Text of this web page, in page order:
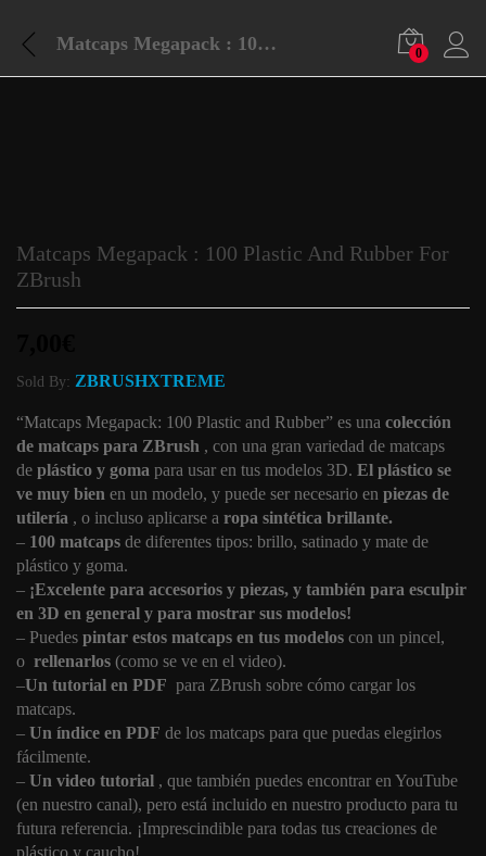
Matcaps Megapack : 100 Plastic And Rubber For ZBrush 0
Matcaps Megapack : 100 Plastic And Rubber For
ZBrush
Sold By: ZBRUSHXTREME
“Matcaps Megapack: 100 Plastic and Rubber” es una colección
de matcaps para ZBrush , con una gran variedad de matcaps
de plástico y goma para usar en tus modelos 3D. El plástico se
ve muy bien en un modelo, y puede ser necesario en piezas de
utilería , o incluso aplicarse a ropa sintética brillante.
– 100 matcaps de diferentes tipos: brillo, satinado y mate de
plástico y goma.
– ¡Excelente para accesorios y piezas, y también para esculpir
en 3D en general y para mostrar sus modelos!
– Puedes pintar estos matcaps en tus modelos con un pincel,
o rellenarlos (como se ve en el video).
–Un tutorial en PDF para ZBrush sobre cómo cargar los
matcaps.
– Un índice en PDF de los matcaps para que puedas elegirlos
fácilmente.
– Un video tutorial , que también puedes encontrar en YouTube
(en nuestro canal), pero está incluido en nuestro producto para tu
futura referencia. ¡Imprescindible para todas tus creaciones de
plástico y caucho!